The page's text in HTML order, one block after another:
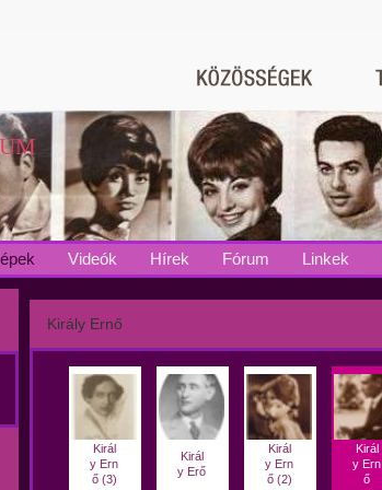
Videók Hírek Fórum Linkek
Király Ernő
Királ
y Ern
ő (3)
Királ
y Erő
Királ
y Ern
ő (2)
Királ
y Ern
ő